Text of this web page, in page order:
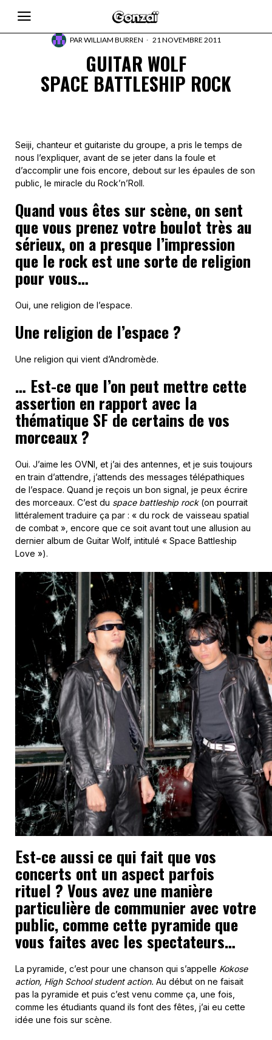
PARWILLIAM BURREN 21 NOVEMBRE 2011
GUITAR WOLF
SPACE BATTLESHIP ROCK
Seiji, chanteur et guitariste du groupe, a pris le temps de
nous l’expliquer, avant de se jeter dans la foule et
d’accomplir une fois encore, debout sur les épaules de son
public, le miracle du Rock’n’Roll.
Quand vous êtes sur scène, on sent
que vous prenez votre boulot très au
sérieux, on a presque l’impression
que le rock est une sorte de religion
pour vous…
Oui, une religion de l’espace.
Une religion de l’espace ?
Une religion qui vient d’Andromède.
… Est-ce que l’on peut mettre cette
assertion en rapport avec la
thématique SF de certains de vos
morceaux ?
Oui. J’aime les OVNI, et j’ai des antennes, et je suis toujours
en train d’attendre, j’attends des messages télépathiques
de l’espace. Quand je reçois un bon signal, je peux écrire
des morceaux. C’est du space battleship rock (on pourrait
littéralement traduire ça par : « du rock de vaisseau spatial
de combat », encore que ce soit avant tout une allusion au
dernier album de Guitar Wolf, intitulé « Space Battleship
Love »).
Est-ce aussi ce qui fait que vos
concerts ont un aspect parfois
rituel ? Vous avez une manière
particulière de communier avec votre
public, comme cette pyramide que
vous faites avec les spectateurs…
La pyramide, c’est pour une chanson qui s’appelle Kokose
action, High School student action. Au début on ne faisait
pas la pyramide et puis c’est venu comme ça, une fois,
comme les étudiants quand ils font des fêtes, j’ai eu cette
idée une fois sur scène.